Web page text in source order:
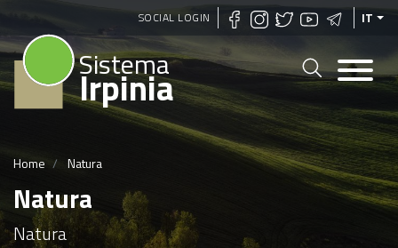
Salta
al
contenuto
principale
SOCIAL LOGIN IT
Sistema
Irpinia
Home Natura
Natura
Natura